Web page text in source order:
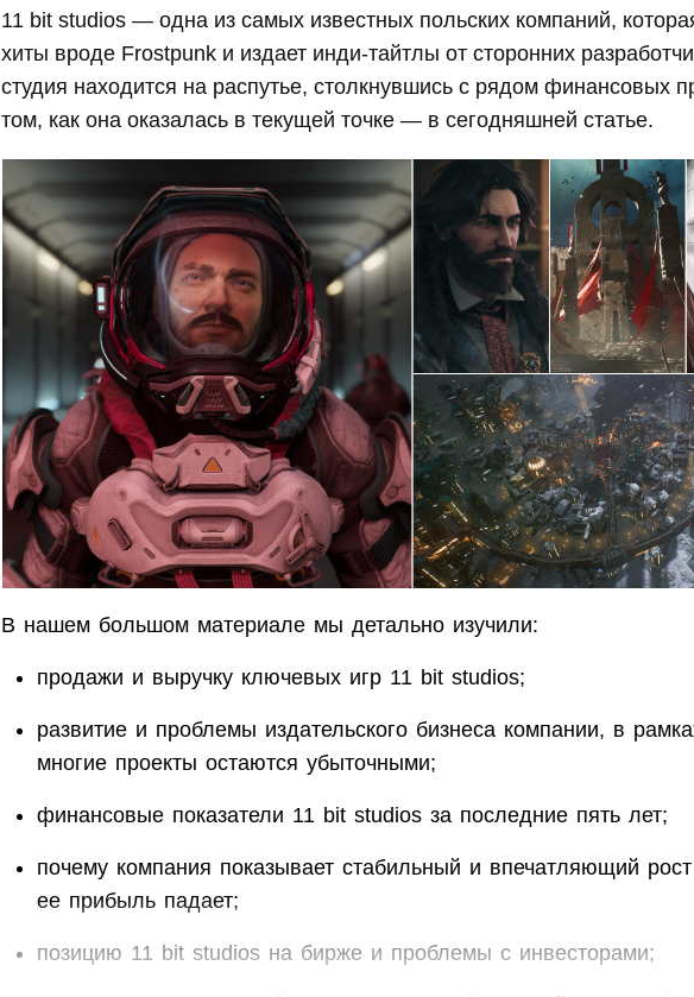
11 bit studios — одна из самых известных польских компаний,
хиты вроде Frostpunk и издает инди-тайтлы от сторонних
студия находится на распутье, столкнувшись с рядом финансовых
том, как она оказалась в текущей точке — в сегодняшней статье.
В нашем большом материале мы детально изучили:
продажи и выручку ключевых игр 11 bit studios;
развитие и проблемы издательского бизнеса компании, в
многие проекты остаются убыточными;
финансовые показатели 11 bit studios за последние пять лет;
почему компания показывает стабильный и впечатляющий
ее прибыль падает;
позицию 11 bit studios на бирже и проблемы с инвесторами;